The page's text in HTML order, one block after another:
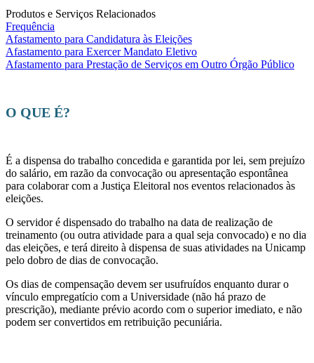
Produtos e Serviços Relacionados
Frequência
Afastamento para Candidatura às Eleições
Afastamento para Exercer Mandato Eletivo
Afastamento para Prestação de Serviços em Outro Órgão Público
O QUE É?
É a dispensa do trabalho concedida e garantida por lei, sem prejuízo
do salário, em razão da convocação ou apresentação espontânea
para colaborar com a Justiça Eleitoral nos eventos relacionados às
eleições.
O servidor é dispensado do trabalho na data de realização de
treinamento (ou outra atividade para a qual seja convocado) e no dia
das eleições, e terá direito à dispensa de suas atividades na Unicamp
pelo dobro de dias de convocação.
Os dias de compensação devem ser usufruídos enquanto durar o
vínculo empregatício com a Universidade (não há prazo de
prescrição), mediante prévio acordo com o superior imediato, e não
podem ser convertidos em retribuição pecuniária.